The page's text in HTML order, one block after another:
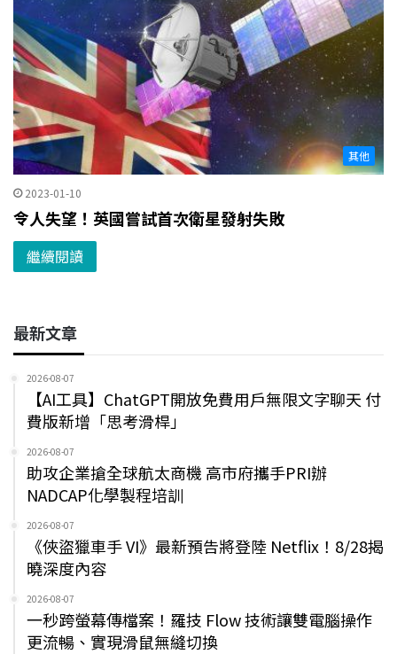
其他
2023-01-10
令人失望！英國嘗試首次衛星發射失敗
繼續閱讀
最新文章
2026-08-07
【AI工具】ChatGPT開放免費用戶無限文字聊天 付
費版新增「思考滑桿」
2026-08-07
助攻企業搶全球航太商機 高市府攜手PRI辦
NADCAP化學製程培訓
2026-08-07
《俠盜獵車手 VI》最新預告將登陸 Netflix！8/28揭
曉深度內容
2026-08-07
一秒跨螢幕傳檔案！羅技 Flow 技術讓雙電腦操作
更流暢、實現滑鼠無縫切換